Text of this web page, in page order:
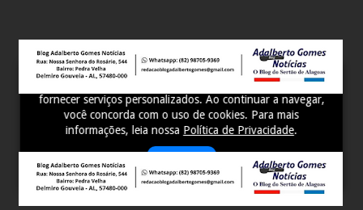
Este site utiliza cookies para melhorar sua experiência e
fornecer serviços personalizados. Ao continuar a navegar,
você concorda com o uso de cookies. Para mais
informações, leia nossa Política de Privacidade.